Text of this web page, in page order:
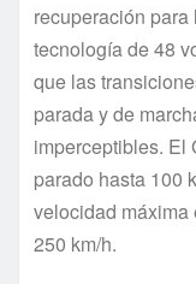
recuperación
tecnología de 48
que las
parada y de
imperceptibles. El
parado hasta 100
velocidad máxima
250 km/h.